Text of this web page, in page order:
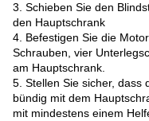
3. Schieben Sie den
den Hauptschrank
4. Befestigen Sie die
Schrauben, vier
am Hauptschrank.
5. Stellen Sie sicher, dass
bündig mit dem
mit mindestens einem